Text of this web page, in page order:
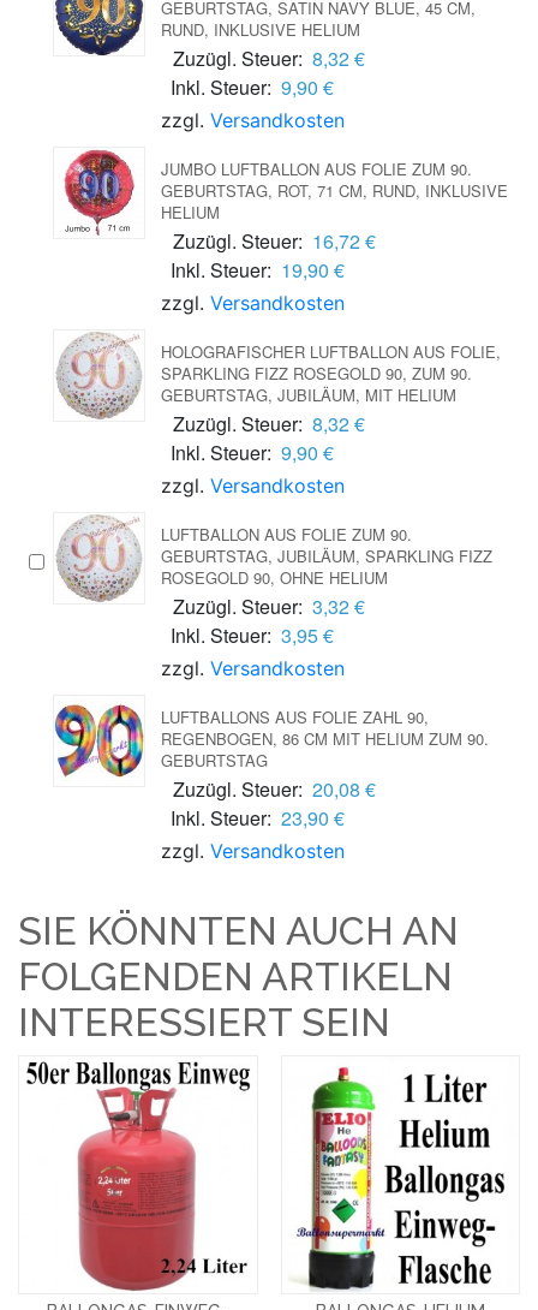
GEBURTSTAG, SATIN NAVY BLUE, 45 CM,
RUND, INKLUSIVE HELIUM
Zuzügl. Steuer: 8,32 €
Inkl. Steuer: 9,90 €
zzgl. Versandkosten
JUMBO LUFTBALLON AUS FOLIE ZUM 90.
GEBURTSTAG, ROT, 71 CM, RUND, INKLUSIVE
HELIUM
Zuzügl. Steuer: 16,72 €
Inkl. Steuer: 19,90 €
zzgl. Versandkosten
HOLOGRAFISCHER LUFTBALLON AUS FOLIE,
SPARKLING FIZZ ROSEGOLD 90, ZUM 90.
GEBURTSTAG, JUBILÄUM, MIT HELIUM
Zuzügl. Steuer: 8,32 €
Inkl. Steuer: 9,90 €
zzgl. Versandkosten
LUFTBALLON AUS FOLIE ZUM 90.
GEBURTSTAG, JUBILÄUM, SPARKLING FIZZ
ROSEGOLD 90, OHNE HELIUM
Zuzügl. Steuer: 3,32 €
Inkl. Steuer: 3,95 €
zzgl. Versandkosten
LUFTBALLONS AUS FOLIE ZAHL 90,
REGENBOGEN, 86 CM MIT HELIUM ZUM 90.
GEBURTSTAG
Zuzügl. Steuer: 20,08 €
Inkl. Steuer: 23,90 €
zzgl. Versandkosten
SIE KÖNNTEN AUCH AN
FOLGENDEN ARTIKELN
INTERESSIERT SEIN